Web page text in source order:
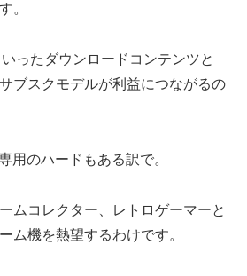
。
ったダウンロードコンテンツと
ブスクモデルが利益につながるの
用のハードもある訳で。
ムコレクター、レトロゲーマーと
ム機を熱望するわけです。